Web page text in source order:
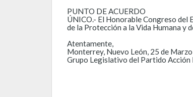
PUNTO DE ACUERDO
ÚNICO.- El Honorable Congreso del
de la Protección a la Vida Humana y
Atentamente,
Monterrey, Nuevo León, 25 de Marzo
Grupo Legislativo del Partido Acción